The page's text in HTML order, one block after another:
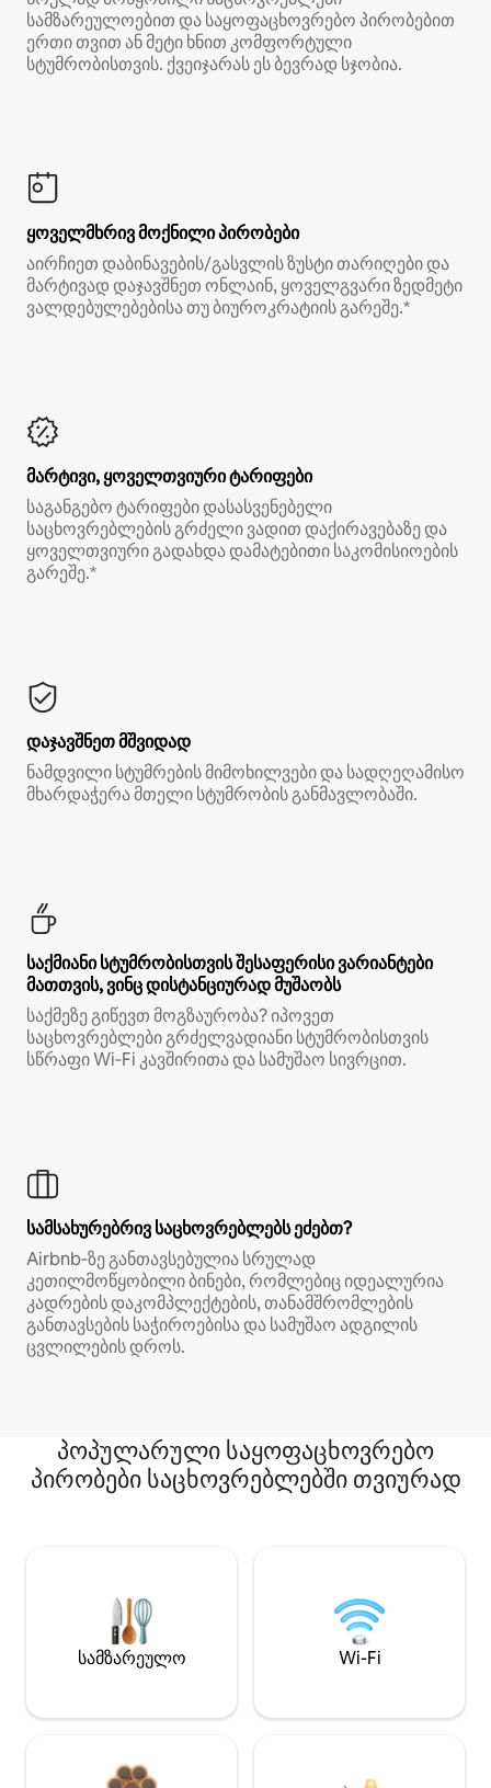
სამზარეულოებით და საყოფაცხოვრებო პირობებით
ერთი თვით ან მეტი ხნით კომფორტული
სტუმრობისთვის. ქვეიჯარას ეს ბევრად სჯობია.
ყოველმხრივ მოქნილი პირობები
აირჩიეთ დაბინავების/გასვლის ზუსტი თარიღები და
მარტივად დაჯავშნეთ ონლაინ, ყოველგვარი ზედმეტი
ვალდებულებებისა თუ ბიუროკრატიის გარეშე.*
მარტივი, ყოველთვიური ტარიფები
საგანგებო ტარიფები დასასვენებელი
საცხოვრებლების გრძელი ვადით დაქირავებაზე და
ყოველთვიური გადახდა დამატებითი საკომისიოების
გარეშე.*
დაჯავშნეთ მშვიდად
ნამდვილი სტუმრების მიმოხილვები და სადღეღამისო
მხარდაჭერა მთელი სტუმრობის განმავლობაში.
საქმიანი სტუმრობისთვის შესაფერისი ვარიანტები
მათთვის, ვინც დისტანციურად მუშაობს
საქმეზე გიწევთ მოგზაურობა? იპოვეთ
საცხოვრებლები გრძელვადიანი სტუმრობისთვის
სწრაფი Wi‑Fi კავშირითა და სამუშაო სივრცით.
სამსახურებრივ საცხოვრებლებს ეძებთ?
Airbnb‑ზე განთავსებულია სრულად
კეთილმოწყობილი ბინები, რომლებიც იდეალურია
კადრების დაკომპლექტების, თანამშრომლების
განთავსების საჭიროებისა და სამუშაო ადგილის
ცვლილების დროს.
პოპულარული საყოფაცხოვრებო
პირობები საცხოვრებლებში თვიურად
სამზარეულო Wi-Fi